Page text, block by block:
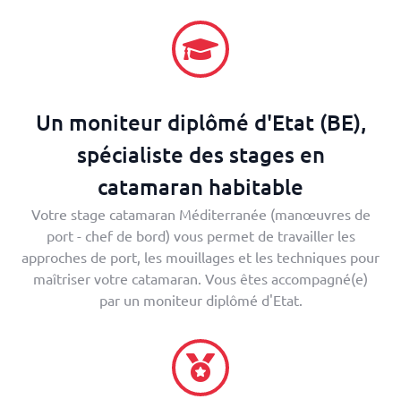
Un moniteur diplômé d'Etat (BE),
spécialiste des stages en
catamaran habitable
Votre stage catamaran Méditerranée (manœuvres de
port - chef de bord) vous permet de travailler les
approches de port, les mouillages et les techniques pour
maîtriser votre catamaran. Vous êtes accompagné(e)
par un moniteur diplômé d'Etat.